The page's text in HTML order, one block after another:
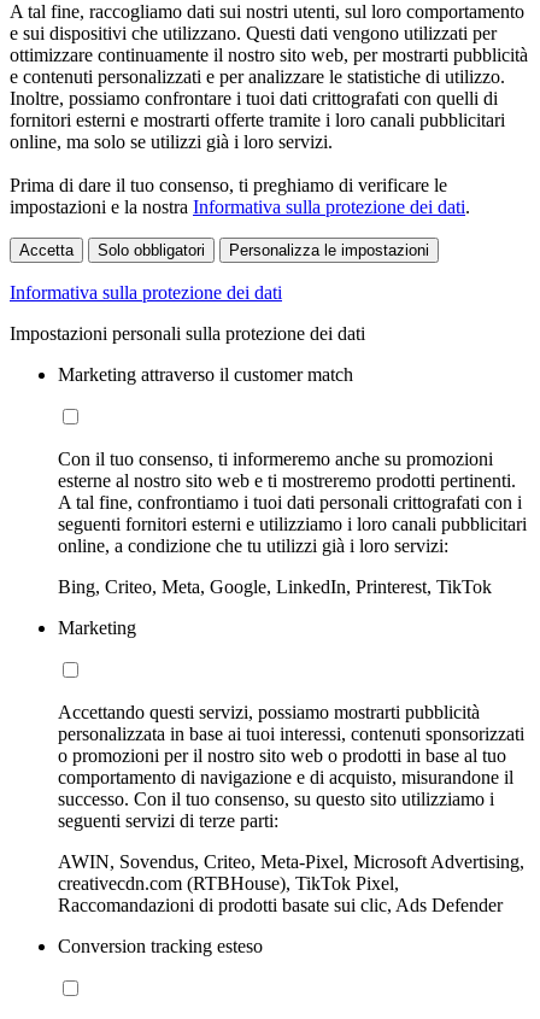
A tal fine, raccogliamo dati sui nostri utenti, sul loro comportamento
e sui dispositivi che utilizzano. Questi dati vengono utilizzati per
ottimizzare continuamente il nostro sito web, per mostrarti pubblicità
e contenuti personalizzati e per analizzare le statistiche di utilizzo.
Inoltre, possiamo confrontare i tuoi dati crittografati con quelli di
fornitori esterni e mostrarti offerte tramite i loro canali pubblicitari
online, ma solo se utilizzi già i loro servizi.
Prima di dare il tuo consenso, ti preghiamo di verificare le
impostazioni e la nostra Informativa sulla protezione dei dati.
Accetta Solo obbligatori Personalizza le impostazioni
Informativa sulla protezione dei dati
Impostazioni personali sulla protezione dei dati
Marketing attraverso il customer match
Con il tuo consenso, ti informeremo anche su promozioni
esterne al nostro sito web e ti mostreremo prodotti pertinenti.
A tal fine, confrontiamo i tuoi dati personali crittografati con i
seguenti fornitori esterni e utilizziamo i loro canali pubblicitari
online, a condizione che tu utilizzi già i loro servizi:
Bing, Criteo, Meta, Google, LinkedIn, Printerest, TikTok
Marketing
Accettando questi servizi, possiamo mostrarti pubblicità
personalizzata in base ai tuoi interessi, contenuti sponsorizzati
o promozioni per il nostro sito web o prodotti in base al tuo
comportamento di navigazione e di acquisto, misurandone il
successo. Con il tuo consenso, su questo sito utilizziamo i
seguenti servizi di terze parti:
AWIN, Sovendus, Criteo, Meta-Pixel, Microsoft Advertising,
creativecdn.com (RTBHouse), TikTok Pixel,
Raccomandazioni di prodotti basate sui clic, Ads Defender
Conversion tracking esteso